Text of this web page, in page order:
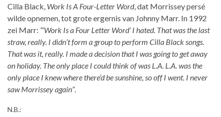
Cilla Black, Work Is A Four-Letter Word, dat Morrissey persé
wilde opnemen, tot grote ergernis van Johnny Marr. In 1992
zei Marr: “‘Work Is a Four Letter Word’ I hated. That was the last
straw, really. I didn’t form a group to perform Cilla Black songs.
That was it, really. I made a decision that I was going to get away
on holiday. The only place I could think of was L.A. L.A. was the
only place I knew where there’d be sunshine, so off I went. I never
saw Morrissey again”.
N.B.: